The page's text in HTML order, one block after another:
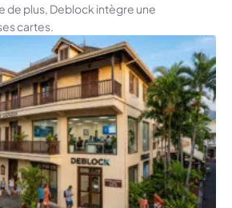
de plus, Deblock intègre une
cartes.